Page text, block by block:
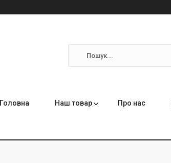
Головна Наш товар Про нас